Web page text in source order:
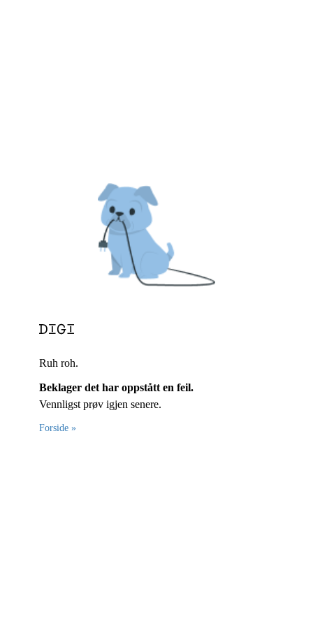
Ruh roh.
Beklager det har oppstått en feil.
Vennligst prøv igjen senere.
Forside »